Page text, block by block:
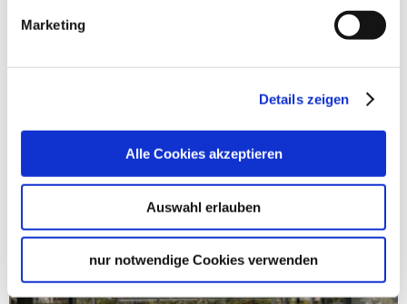
Marketing
Details zeigen
Alle Cookies akzeptieren
Auswahl erlauben
nur notwendige Cookies verwenden
Heusteigviertel Stuttgart